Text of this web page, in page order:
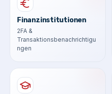
Finanzinstitutionen
2FA &
Transaktionsbenachrichtigu
ngen